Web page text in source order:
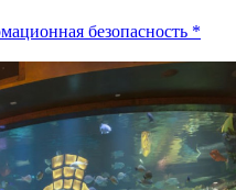
безопасность *